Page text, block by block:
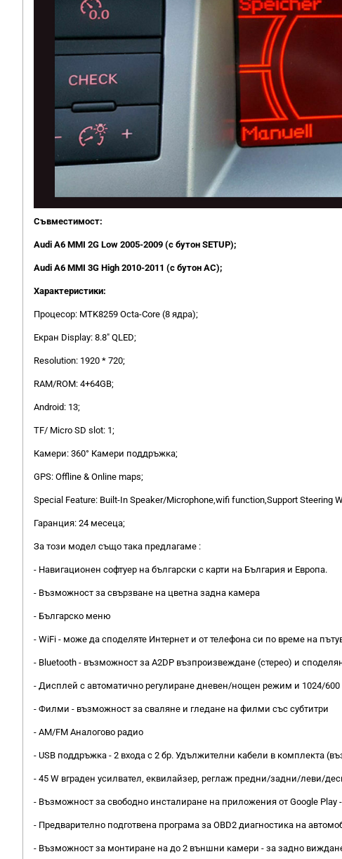
Съвместимост:
Audi А6 MMI 2G Low 2005-2009 (с бутон SETUP);
Audi А6 MMI 3G High 2010-2011 (с бутон AC);
Характеристики:
Процесор: MTK8259 Octa-Core (8 ядра);
Екран Display: 8.8" QLED;
Resolution: 1920 * 720;
RAM/ROM: 4+64GB;
Android: 13;
TF/ Micro SD slot: 1;
Камери: 360° Камери поддръжка;
GPS: Offline & Online maps;
Special Feature: Built-In Speaker/Microphone,wifi function,Support Steering
Гаранция: 24 месеца;
За този модел също така предлагаме :
- Навигационен софтуер на български с карти на България и Европа.
- Възможност за свързване на цветна задна камера
- Българско меню
- WiFi - може да споделяте Интернет и от телефона си по време на
- Bluetooth - възможност за A2DP възпроизвеждане (стерео) и
- Дисплей с автоматично регулиране дневен/нощен режим и 1024/600
- Филми - възможност за сваляне и гледане на филми със субтитри
- AM/FM Аналогово радио
- USB поддръжка - 2 входа с 2 бр. Удължителни кабели в комплекта
- 45 W вграден усилвател, еквилайзер, реглаж предни/задни/леви/
- Възможност за свободно инсталиране на приложения от Google Play -
- Предварително подготвена програма за OBD2 диагностика на
- Възможност за монтиране на до 2 външни камери - за задно